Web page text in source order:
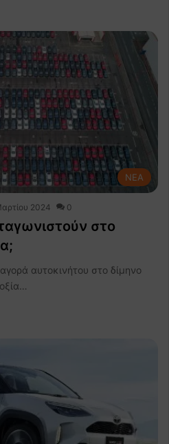
NEA
2024 0
στο
αυτοκινήτου στο δίμηνο